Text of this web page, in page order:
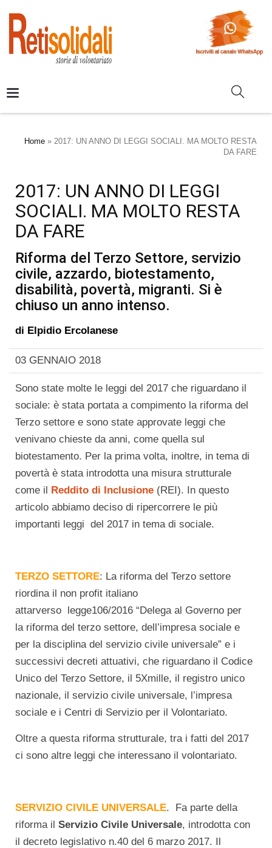
Home » 2017: UN ANNO DI LEGGI SOCIALI. MA MOLTO RESTA
DA FARE
2017: UN ANNO DI LEGGI
SOCIALI. MA MOLTO RESTA
DA FARE
Riforma del Terzo Settore, servizio
civile, azzardo, biotestamento,
disabilità, povertà, migranti. Si è
chiuso un anno intenso.
di Elpidio Ercolanese
03 GENNAIO 2018
Sono state molte le leggi del 2017 che riguardano il
sociale: è stata portata a compimento la riforma del
Terzo settore e sono state approvate leggi che
venivano chieste da anni, come quella sul
biotestamento. Per la prima volta, inoltre, in tema di
povertà è stata introdotta una misura strutturale
come il Reddito di Inclusione (REI). In questo
articolo abbiamo deciso di ripercorrere le più
importanti leggi del 2017 in tema di sociale.
TERZO SETTORE: La riforma del Terzo settore
riordina il non profit italiano
attarverso legge106/2016 “Delega al Governo per
la riforma del terzo settore, dell’impresa sociale e
per la disciplina del servizio civile universale” e i
successivi decreti attuativi, che riguardano il Codice
Unico del Terzo Settore, il 5Xmille, il registro unico
nazionale, il servizio civile universale, l’impresa
sociale e i Centri di Servizio per il Volontariato.
Oltre a questa riforma strutturale, tra i fatti del 2017
ci sono altre leggi che interessano il volontariato.
SERVIZIO CIVILE UNIVERSALE. Fa parte della
riforma il Servizio Civile Universale, introdotta con
il decreto legislativo n.40 del 6 marzo 2017. Il